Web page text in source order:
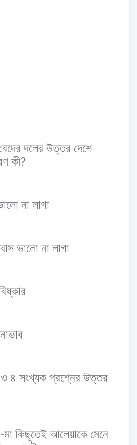
বেদের দলের উত্তর দেশে
কী?
না লাগা
ভালো না লাগা
ও ৪ সংখ্যক প্রশ্নের উত্তর
-মা কিছুতেই আলেয়াকে মেনে